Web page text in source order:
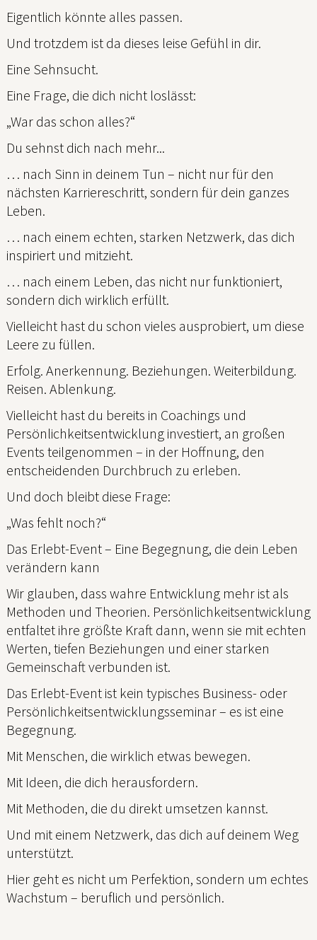
Eigentlich könnte alles passen.
Und trotzdem ist da dieses leise Gefühl in dir.
Eine Sehnsucht.
Eine Frage, die dich nicht loslässt:
„War das schon alles?“
Du sehnst dich nach mehr...
… nach Sinn in deinem Tun – nicht nur für den
nächsten Karriereschritt, sondern für dein ganzes
Leben.
… nach einem echten, starken Netzwerk, das dich
inspiriert und mitzieht.
… nach einem Leben, das nicht nur funktioniert,
sondern dich wirklich erfüllt.
Vielleicht hast du schon vieles ausprobiert, um diese
Leere zu füllen.
Erfolg. Anerkennung. Beziehungen. Weiterbildung.
Reisen. Ablenkung.
Vielleicht hast du bereits in Coachings und
Persönlichkeitsentwicklung investiert, an großen
Events teilgenommen – in der Hoffnung, den
entscheidenden Durchbruch zu erleben.
Und doch bleibt diese Frage:
„Was fehlt noch?“
Das Erlebt-Event – Eine Begegnung, die dein Leben
verändern kann
Wir glauben, dass wahre Entwicklung mehr ist als
Methoden und Theorien. Persönlichkeitsentwicklung
entfaltet ihre größte Kraft dann, wenn sie mit echten
Werten, tiefen Beziehungen und einer starken
Gemeinschaft verbunden ist.
Das Erlebt-Event ist kein typisches Business- oder
Persönlichkeitsentwicklungsseminar – es ist eine
Begegnung.
Mit Menschen, die wirklich etwas bewegen.
Mit Ideen, die dich herausfordern.
Mit Methoden, die du direkt umsetzen kannst.
Und mit einem Netzwerk, das dich auf deinem Weg
unterstützt.
Hier geht es nicht um Perfektion, sondern um echtes
Wachstum – beruflich und persönlich.